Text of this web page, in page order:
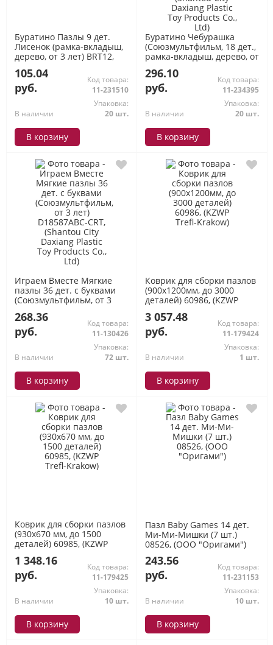
Буратино Пазлы 9 дет.
Лисенок (рамка-вкладыш,
дерево, от 3 лет) BRT12,
105.04
руб.
Код товара:
11-231510
В наличии
Упаковка:
20 шт.
В корзину
Буратино Чебурашка
(Союзмультфильм, 18 дет.,
рамка-вкладыш, дерево, от
City Daxiang Plastic Toy
Products Co., Ltd)
296.10
руб.
Код товара:
11-234395
В наличии
Упаковка:
20 шт.
В корзину
Играем Вместе Мягкие
пазлы 36 дет. с буквами
(Союзмультфильм, от 3
(Shantou City Daxiang
Plastic Toy Products Co.,
Ltd)
268.36
руб.
Код товара:
11-130426
В наличии
Упаковка:
72 шт.
В корзину
Коврик для сборки пазлов
(900x1200мм, до 3000
деталей) 60986, (KZWP
3 057.48
руб.
Код товара:
11-179424
В наличии
Упаковка:
1 шт.
В корзину
Коврик для сборки пазлов
(930x670 мм, до 1500
деталей) 60985, (KZWP
1 348.16
руб.
Код товара:
11-179425
В наличии
Упаковка:
10 шт.
В корзину
Пазл Baby Games 14 дет.
Ми-Ми-Мишки (7 шт.)
08526, (ООО "Оригами")
243.56
руб.
Код товара:
11-231153
В наличии
Упаковка:
10 шт.
В корзину